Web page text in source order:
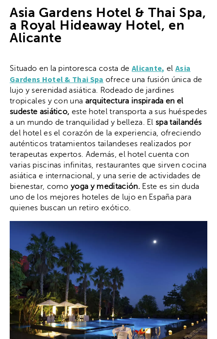
Asia Gardens Hotel & Thai Spa,
a Royal Hideaway Hotel, en
Alicante
Situado en la pintoresca costa de Alicante, elAsia
Gardens Hotel & Thai Spa ofrece una fusión única de
lujo y serenidad asiática. Rodeado de jardines
tropicales y con una arquitectura inspirada en el
sudeste asiático, este hotel transporta a sus huéspedes
a un mundo de tranquilidad y belleza. Elspa tailandés
del hotel es el corazón de la experiencia, ofreciendo
auténticos tratamientos tailandeses realizados por
terapeutas expertos. Además, el hotel cuenta con
varias piscinas infinitas, restaurantes que sirven cocina
asiática e internacional, y una serie de actividades de
bienestar, como yoga y meditación. Este es sin duda
uno de los mejores hoteles de lujo en España para
quienes buscan un retiro exótico.